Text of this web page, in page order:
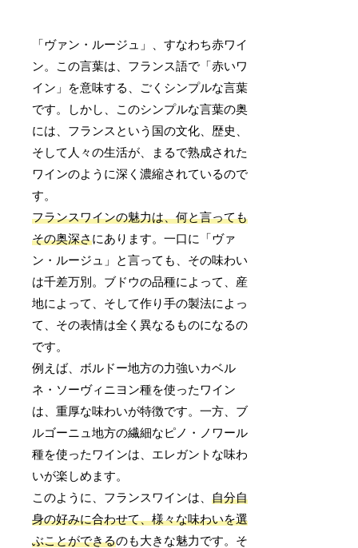
「ヴァン・ルージュ」、すなわち赤ワイ
ン。この言葉は、フランス語で「赤いワ
イン」を意味する、ごくシンプルな言葉
です。しかし、このシンプルな言葉の奥
には、フランスという国の文化、歴史、
そして人々の生活が、まるで熟成された
ワインのように深く濃縮されているので
す。
フランスワインの魅力は、何と言っても
その奥深さにあります。一口に「ヴァ
ン・ルージュ」と言っても、その味わい
は千差万別。ブドウの品種によって、産
地によって、そして作り手の製法によっ
て、その表情は全く異なるものになるの
です。
例えば、ボルドー地方の力強いカベル
ネ・ソーヴィニヨン種を使ったワイン
は、重厚な味わいが特徴です。一方、ブ
ルゴーニュ地方の繊細なピノ・ノワール
種を使ったワインは、エレガントな味わ
いが楽しめます。
このように、フランスワインは、自分自
身の好みに合わせて、様々な味わいを選
ぶことができるのも大きな魅力です。そ